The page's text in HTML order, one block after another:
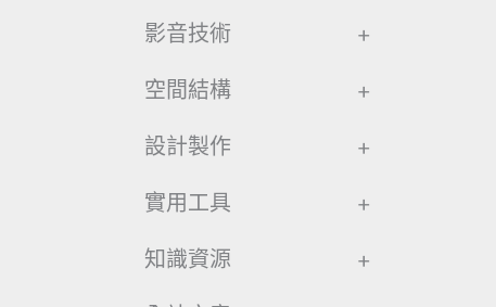
影音技術 +
空間結構 +
設計製作 +
實用工具 +
知識資源 +